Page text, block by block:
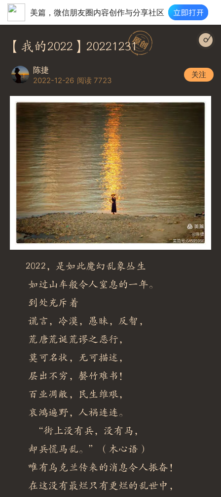
美篇，微信朋友圈内容创作与分享社区
【我的2022】20221231
陈捷
2022-12-26 阅读 7723
关注
2022，是如此魔幻乱象丛生
如过山车般令人窒息的一年。
到处充斥着
谎言，冷漠，愚昧，反智，
荒唐荒诞荒谬之恶行，
莫可名状，无可描述，
层出不穷，罄竹难书！
百业凋敝，民生维艰，
哀鸿遍野，人祸连连。
“街上没有兵，没有马，
却兵慌马乱。”（木心语）
唯有乌克兰传来的消息令人振奋！
在这没有最烂只有更烂的乱世中，